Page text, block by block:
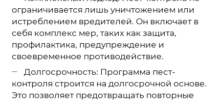
ограничивается лишь уничтожением или
истреблением вредителей. Он включает в
себя комплекс мер, таких как защита,
профилактика, предупреждение и
своевременное противодействие.
Долгосрочность: Программа пест-
контроля строится на долгосрочной основе.
Это позволяет предотвращать повторные